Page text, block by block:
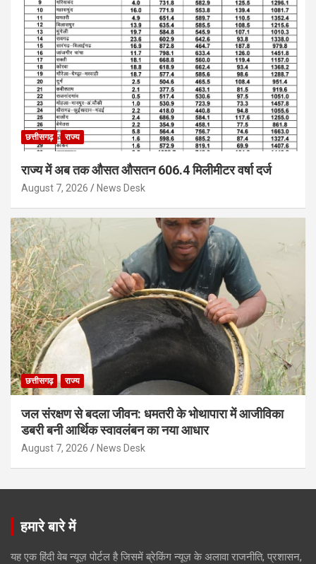
छत्तीसगढ़ राज्य
राज्य में अब तक औसत औसतन 606.4 मिलीमीटर वर्षा दर्ज
August 7, 2026 News Desk
छत्तीसगढ़ राज्य
जल संरक्षण से बदला जीवन: धमतरी के भोथापारा में आजीविका
डबरी बनी आर्थिक स्वावलंबन का नया आधार
August 7, 2026 News Desk
हमारे बारे में
यह एक हिंदी वेब न्यूज़ पोर्टल है जिसमें ब्रेकिंग न्यूज़ के अलावा राजनीति, प्रशासन,